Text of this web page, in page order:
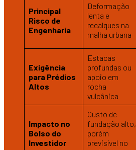
Principal
Risco de
Engenharia
Deformação
lenta e
recalques na
malha urbana
Exigência
para Prédios
Altos
Estacas
profundas ou
apoio em
rocha
vulcânica
Impacto no
Bolso do
Investidor
Custo de
fundação alto,
porém
previsível no